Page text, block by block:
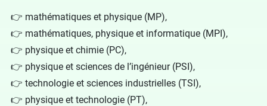
👉 mathématiques et physique (MP),
👉 mathématiques, physique et informatique (MPI),
👉 physique et chimie (PC),
👉 physique et sciences de l’ingénieur (PSI),
👉 technologie et sciences industrielles (TSI),
👉 physique et technologie (PT),